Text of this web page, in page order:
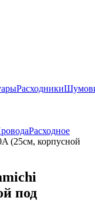
Расходники
Расходное
(25см, корпусной
под